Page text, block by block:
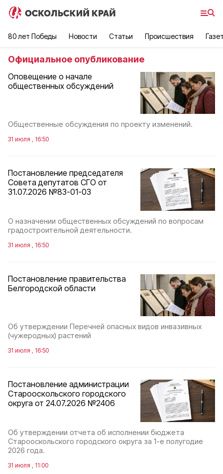
80 лет Победы Новости Статьи Происшествия
Официальное опубликование
Оповещение о начале
общественных обсуждений
Общественные обсуждения по проекту изменений.
31 июля , 16:50
Постановление председателя
Совета депутатов СГО от
31.07.2026 №83-01-03
О назначении общественных обсуждений по вопросам
градостроительной деятельности.
31 июля , 16:50
Постановление правительства
Белгородской области
Об утверждении Перечней опасных видов инвазивных
(чужеродных) растений
31 июля , 16:50
Постановление администрации
Старооскольского городского
округа от 24.07.2026 №2406
Об утверждении отчета об исполнении бюджета
Старооскольского городского округа за 1-е полугодие
2026 года.
31 июля , 11:00